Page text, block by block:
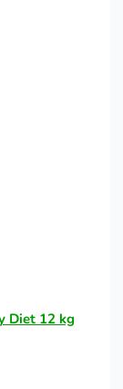
Diet 12 kg